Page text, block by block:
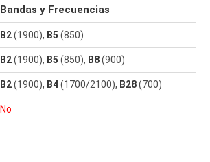
Bandas y Frecuencias
B2(1900), B5 (850)
B2(1900), B5 (850), B8(900)
B2(1900), B4(1700/2100), B28(700)
No